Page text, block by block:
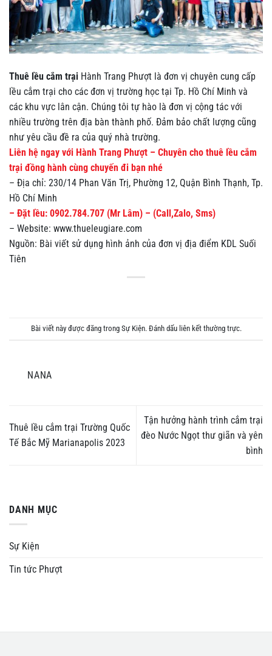
Thuê lều cắm trại Hành Trang Phượt là đơn vị chuyên cung cấp
lều cắm trại cho các đơn vị trường học tại Tp. Hồ Chí Minh và
các khu vực lân cận. Chúng tôi tự hào là đơn vị cộng tác với
nhiều trường trên địa bàn thành phố. Đảm bảo chất lượng cũng
như yêu cầu đề ra của quý nhà trường.
Liên hệ ngay với Hành Trang Phượt – Chuyên cho thuê lều cắm
trại đồng hành cùng chuyến đi bạn nhé
– Địa chỉ: 230/14 Phan Văn Trị, Phường 12, Quận Bình Thạnh, Tp.
Hồ Chí Minh
– Đặt lều: 0902.784.707 (Mr Lâm) – (Call,Zalo, Sms)
– Website: www.thueleugiare.com
Nguồn: Bài viết sử dụng hình ảnh của đơn vị địa điểm KDL Suối
Tiên
Bài viết này được đăng trong Sự Kiện. Đánh dấu liên kết thường trực.
NANA
Thuê lều cắm trại Trường Quốc
Tế Bắc Mỹ Marianapolis 2023
Tận hưởng hành trình cắm trại
đèo Nước Ngọt thư giãn và yên
bình
DANH MỤC
Sự Kiện
Tin tức Phượt